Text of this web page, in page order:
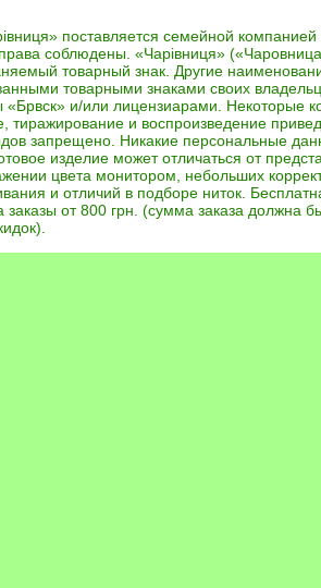
поставляется семейной компанией
соблюдены. «Чарівниця»
товарный знак. Другие
товарными знаками своих
«Брвск» и/или лицензиарами. Некоторые
тиражирование и воспроизведение
запрещено. Никакие персональные
изделие может отличаться от
цвета монитором, небольших
и отличий в подборе ниток.
заказы от 800 грн. (сумма заказа должна